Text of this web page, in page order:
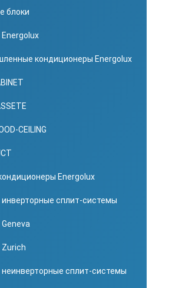
блоки
кондиционеры Energolux
CEILING
Energolux
сплит-системы
сплит-системы